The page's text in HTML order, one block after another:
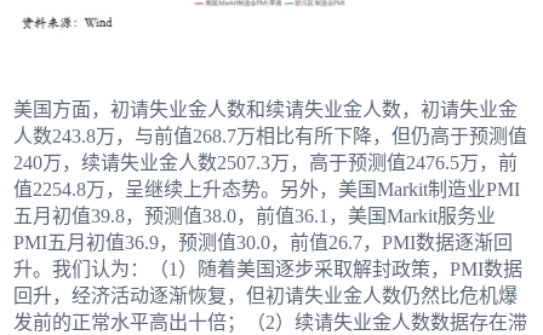
美国方面，初请失业金人数和续请失业金人数，初请失业金
人数243.8万，与前值268.7万相比有所下降，但仍高于预测值
240万，续请失业金人数2507.3万，高于预测值2476.5万，前
值2254.8万，呈继续上升态势。另外，美国Markit制造业PMI
五月初值39.8，预测值38.0，前值36.1，美国Markit服务业
PMI五月初值36.9，预测值30.0，前值26.7，PMI数据逐渐回
升。我们认为：（1）随着美国逐步采取解封政策，PMI数据
回升，经济活动逐渐恢复，但初请失业金人数仍然比危机爆
发前的正常水平高出十倍；（2）续请失业金人数数据存在滞